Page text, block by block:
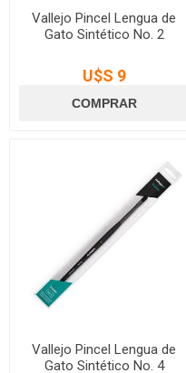
Vallejo Pincel Lengua de
Gato Sintético No. 2
U$S 9
Vallejo Pincel Lengua de
Gato Sintético No. 4